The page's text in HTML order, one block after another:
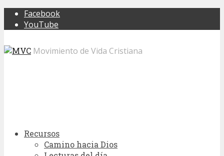
Facebook
YouTube
Movimiento de Vida Cristiana
Recursos
Camino hacia Dios